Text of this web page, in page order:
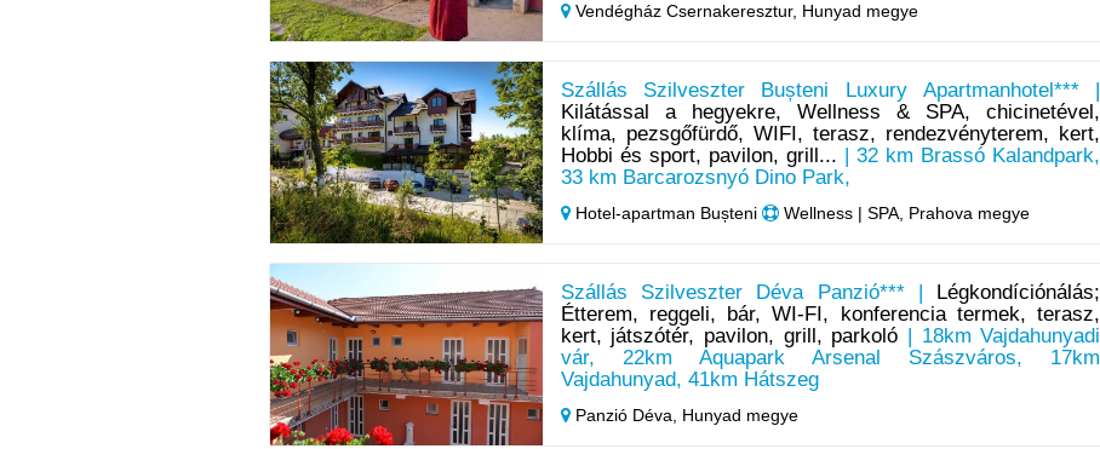
Vendégház Csernakeresztur, Hunyad megye
Szállás Szilveszter Bușteni Luxury Apartmanhotel*** |
Kilátással a hegyekre, Wellness & SPA, chicinetével,
klíma, pezsgőfürdő, WIFI, terasz, rendezvényterem, kert,
Hobbi és sport, pavilon, grill... | 32 km Brassó Kalandpark,
33 km Barcarozsnyó Dino Park,
Hotel‑apartman Bușteni Wellness | SPA, Prahova megye
Szállás Szilveszter Déva Panzió*** |
Légkondíciónálás;
Étterem, reggeli, bár, WI-FI, konferencia termek, terasz,
kert, játszótér, pavilon, grill, parkoló | 18km Vajdahunyadi
vár, 22km Aquapark Arsenal Szászváros, 17km
Vajdahunyad, 41km Hátszeg
Panzió Déva, Hunyad megye